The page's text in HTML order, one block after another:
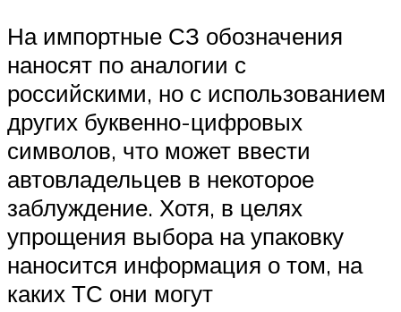
На импортные СЗ обозначения
наносят по аналогии с
российскими, но с использованием
других буквенно-цифровых
символов, что может ввести
автовладельцев в некоторое
заблуждение. Хотя, в целях
упрощения выбора на упаковку
наносится информация о том, на
каких ТС они могут